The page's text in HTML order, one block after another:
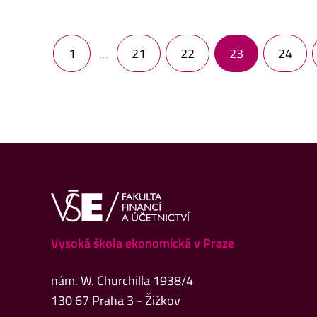
Navigace pro příspěvky
1 … 21 22 23 24
Vysoká škola ekonomická v Praze
nám. W. Churchilla 1938/4
130 67 Praha 3 - Žižkov